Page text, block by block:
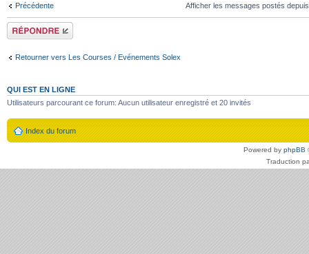
Précédente Afficher les messages postés
Répondre
Retourner vers Les Courses / Evénements Solex
QUI EST EN LIGNE
Utilisateurs parcourant ce forum: Aucun utilisateur enregistré et 20 invités
Index du forum
Powered by phpBB
Traduction